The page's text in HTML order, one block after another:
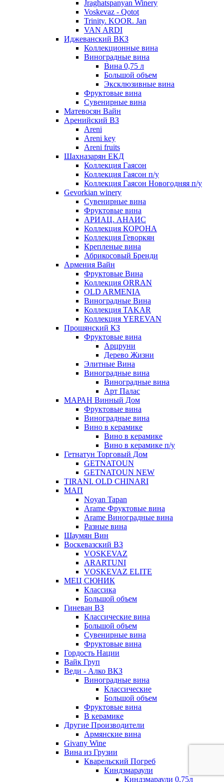
Jraghatspanyan Winery
Voskevaz - Qotot
Trinity. KOOR. Jan
VAN ARDI
Иджеванский ВКЗ
Коллекционные вина
Виноградные вина
Вина 0,75 л
Большой объем
Эксклюзивные вина
Фруктовые вина
Cувенирные вина
Матевосян Вайн
Аренийский ВЗ
Areni
Areni key
Areni fruits
Шахназарян ЕКД
Коллекция Гаясон
Коллекция Гаясон п/у
Коллекция Гаясон Новогодняя п/у
Gevorkian winery
Сувенирные вина
Фруктовые вина
АРИАЦ. АНАИС
Коллекция КОРОНА
Коллекция Геворкян
Крепленые вина
Абрикосовый Бренди
Армения Вайн
Фруктовые Вина
Коллекция ORRAN
OLD ARMENIA
Виноградные Вина
Коллекция TAKAR
Коллекция YEREVAN
Прошянский КЗ
Фруктовые вина
Арцруни
Дерево Жизни
Элитные Вина
Виноградные вина
Виноградные вина
Арт Палас
МАРАН Винный Дом
Фруктовые вина
Виноградные вина
Вино в керамике
Вино в керамике
Вино в керамике п/у
Гетнатун Торговый Дом
GETNATOUN
GETNATOUN NEW
TIRANI. OLD CHINARI
МАП
Noyan Tapan
Arame Фруктовые вина
Arame Виноградные вина
Разные вина
Шаумян Вин
Воскевазский ВЗ
VOSKEVAZ
ARARTUNI
VOSKEVAZ ELITE
МЕЦ СЮНИК
Классика
Большой объем
Гиневан ВЗ
Классические вина
Большой объем
Сувенирные вина
Фруктовые вина
Гордость Нации
Вайк Груп
Веди - Алко ВКЗ
Виноградные вина
Классические
Большой объем
Фруктовые вина
В керамике
Другие Производители
Армянские вина
Givany Wine
Вина из Грузии
Кварельский Погреб
Киндзмараули
Киндзмараули 0,75л